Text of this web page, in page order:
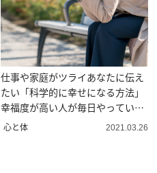
仕事や家庭がツライあなたに伝え
たい「科学的に幸せになる方法」
幸福度が高い人が毎日やっている
簡単なコト
心と体 2021.03.26